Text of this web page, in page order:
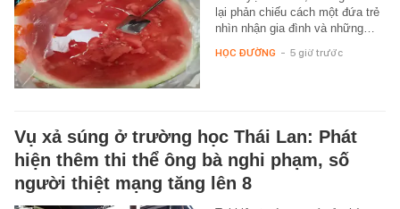
lại phản chiếu cách một đứa trẻ
nhìn nhận gia đình và những…
HỌC ĐƯỜNG - 5 giờ trước
Vụ xả súng ở trường học Thái Lan: Phát
hiện thêm thi thể ông bà nghi phạm, số
người thiệt mạng tăng lên 8